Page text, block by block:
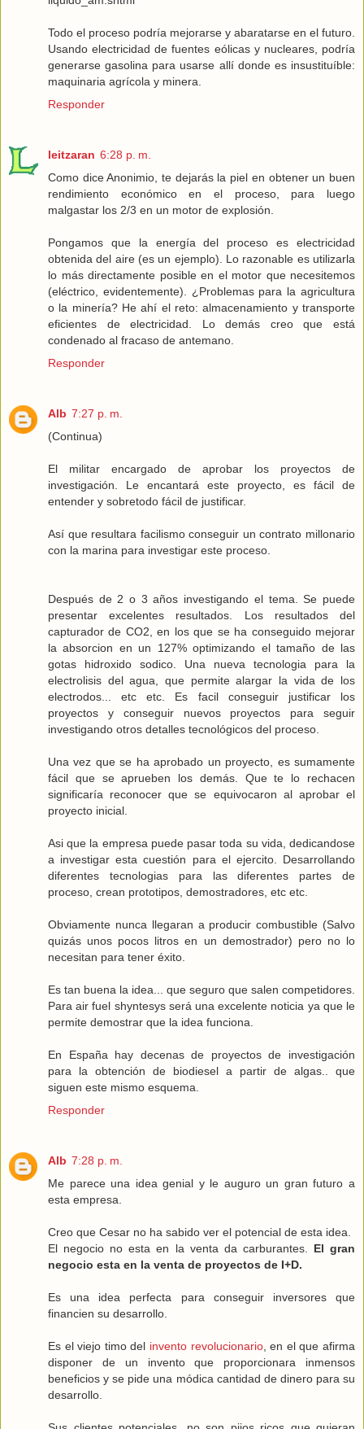
Todo el proceso podría mejorarse y abaratarse en el futuro.
Usando electricidad de fuentes eólicas y nucleares, podría
generarse gasolina para usarse allí donde es insustituíble:
maquinaria agrícola y minera.
Responder
leitzaran 6:28 p. m.
Como dice Anonimio, te dejarás la piel en obtener un buen
rendimiento económico en el proceso, para luego
malgastar los 2/3 en un motor de explosión.
Pongamos que la energía del proceso es electricidad
obtenida del aire (es un ejemplo). Lo razonable es utilizarla
lo más directamente posible en el motor que necesitemos
(eléctrico, evidentemente). ¿Problemas para la agricultura
o la minería? He ahí el reto: almacenamiento y transporte
eficientes de electricidad. Lo demás creo que está
condenado al fracaso de antemano.
Responder
Alb 7:27 p. m.
(Continua)
El militar encargado de aprobar los proyectos de
investigación. Le encantará este proyecto, es fácil de
entender y sobretodo fácil de justificar.
Así que resultara facilismo conseguir un contrato millonario
con la marina para investigar este proceso.
Después de 2 o 3 años investigando el tema. Se puede
presentar excelentes resultados. Los resultados del
capturador de CO2, en los que se ha conseguido mejorar
la absorcion en un 127% optimizando el tamaño de las
gotas hidroxido sodico. Una nueva tecnologia para la
electrolisis del agua, que permite alargar la vida de los
electrodos... etc etc. Es facil conseguir justificar los
proyectos y conseguir nuevos proyectos para seguir
investigando otros detalles tecnológicos del proceso.
Una vez que se ha aprobado un proyecto, es sumamente
fácil que se aprueben los demás. Que te lo rechacen
significaría reconocer que se equivocaron al aprobar el
proyecto inicial.
Asi que la empresa puede pasar toda su vida, dedicandose
a investigar esta cuestión para el ejercito. Desarrollando
diferentes tecnologias para las diferentes partes de
proceso, crean prototipos, demostradores, etc etc.
Obviamente nunca llegaran a producir combustible (Salvo
quizás unos pocos litros en un demostrador) pero no lo
necesitan para tener éxito.
Es tan buena la idea... que seguro que salen competidores.
Para air fuel shyntesys será una excelente noticia ya que le
permite demostrar que la idea funciona.
En España hay decenas de proyectos de investigación
para la obtención de biodiesel a partir de algas.. que
siguen este mismo esquema.
Responder
Alb 7:28 p. m.
Me parece una idea genial y le auguro un gran futuro a
esta empresa.
Creo que Cesar no ha sabido ver el potencial de esta idea.
El negocio no esta en la venta da carburantes. El gran
negocio esta en la venta de proyectos de I+D.
Es una idea perfecta para conseguir inversores que
financien su desarrollo.
Es el viejo timo del invento revolucionario, en el que afirma
disponer de un invento que proporcionara inmensos
beneficios y se pide una módica cantidad de dinero para su
desarrollo.